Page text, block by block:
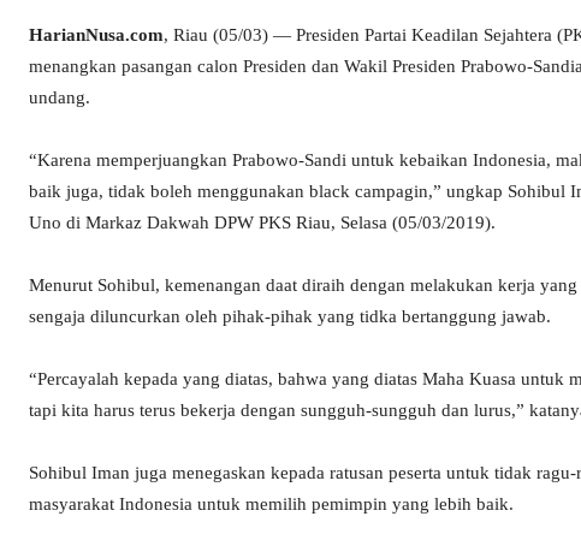
HarianNusa.com, Riau (05/03) — Presiden Partai Keadilan Sejahtera
menangkan pasangan calon Presiden dan Wakil Presiden Prabowo-
undang.
“Karena memperjuangkan Prabowo-Sandi untuk kebaikan Indonesia,
baik juga, tidak boleh menggunakan black campagin,” ungkap Sohibul
Uno di Markaz Dakwah DPW PKS Riau, Selasa (05/03/2019).
Menurut Sohibul, kemenangan daat diraih dengan melakukan kerja
sengaja diluncurkan oleh pihak-pihak yang tidka bertanggung jawab.
“Percayalah kepada yang diatas, bahwa yang diatas Maha Kuasa
tapi kita harus terus bekerja dengan sungguh-sungguh dan lurus,”
Sohibul Iman juga menegaskan kepada ratusan peserta untuk tidak
masyarakat Indonesia untuk memilih pemimpin yang lebih baik.